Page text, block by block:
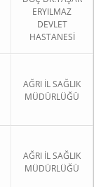
ERYILMAZ
DEVLET
HASTANESİ
AĞRI İL SAĞLIK
MÜDÜRLÜĞÜ
AĞRI İL SAĞLIK
MÜDÜRLÜĞÜ